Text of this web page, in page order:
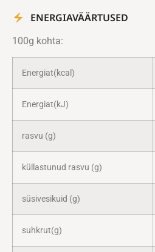
ENERGIAVÄÄRTUSED
100g kohta:
Energiat(kcal)
Energiat(kJ)
rasvu (g)
küllastunud rasvu (g)
süsivesikuid (g)
suhkrut(g)